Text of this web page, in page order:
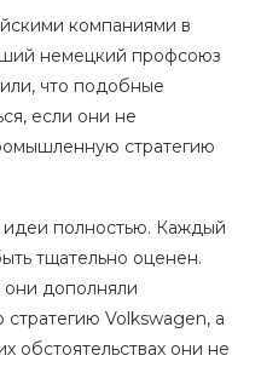
компаниями в
немецкий профсоюз
что подобные
если они не
стратегию
полностью. Каждый
тщательно оценен.
дополняли
Volkswagen, а
обстоятельствах они не